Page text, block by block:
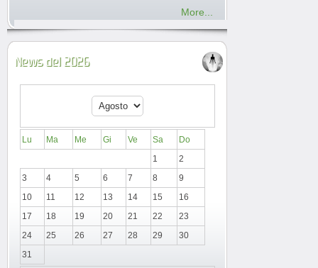
More...
News del 2026
Lu Ma Me Gi Ve Sa
Do
1
2
3
4 5 6 7 8
9
10
11 12 13 14 15
16
17
18 19 20 21 22
23
24
25 26 27 28 29
30
31